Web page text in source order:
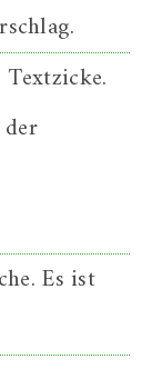
Es ist